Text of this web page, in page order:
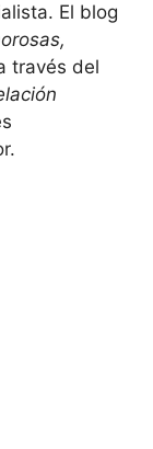
El blog
través del